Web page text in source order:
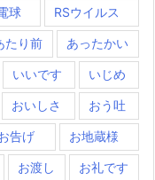
球 RSウイルス
たり前 あったかい
いいです いじめ
おいしさ おう吐
告げ お地蔵様
お渡し お礼です